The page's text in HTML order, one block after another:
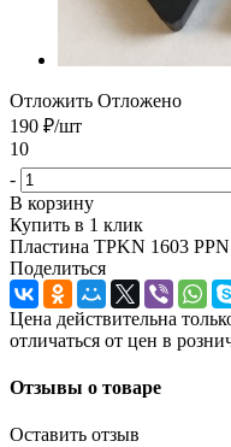
Отложить Отложено
190 ₽/шт
10
-
В корзину
Купить в 1 клик
Пластина TPKN 1603
Поделиться
Цена действительна
отличаться от цен в
Отзывы о товаре
Оставить отзыв